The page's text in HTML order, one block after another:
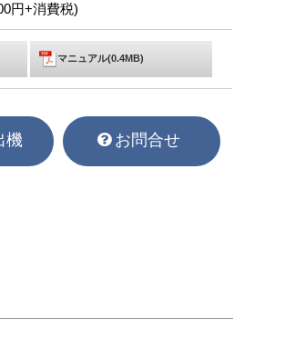
円+消費税)
マニュアル(0.4MB)
機 お問合せ